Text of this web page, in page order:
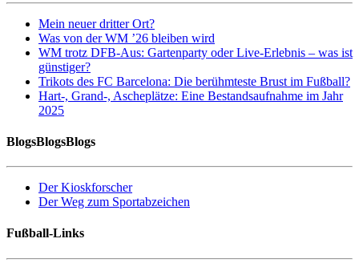
Mein neuer dritter Ort?
Was von der WM ’26 bleiben wird
WM trotz DFB-Aus: Gartenparty oder Live-Erlebnis – was ist
günstiger?
Trikots des FC Barcelona: Die berühmteste Brust im Fußball?
Hart-, Grand-, Ascheplätze: Eine Bestandsaufnahme im Jahr
2025
BlogsBlogsBlogs
Der Kioskforscher
Der Weg zum Sportabzeichen
Fußball-Links